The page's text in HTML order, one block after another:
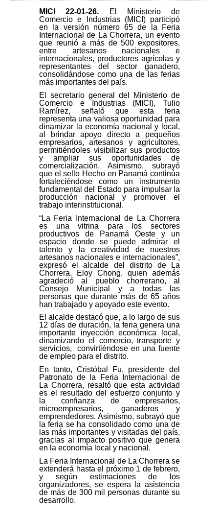
MICI 22-01-26.
El Ministerio de
Comercio e Industrias (MICI) participó
en la versión número 65 de la Feria
Internacional de La Chorrera, un evento
que reunió a más de 500 expositores,
entre artesanos nacionales e
internacionales, productores agrícolas y
representantes del sector ganadero,
consolidándose como una de las ferias
más importantes del país.
El secretario general del Ministerio de
Comercio e Industrias (MICI), Tulio
Ramírez, señaló que esta feria
representa una valiosa oportunidad para
dinamizar la economía nacional y local,
al brindar apoyo directo a pequeños
empresarios, artesanos y agricultores,
permitiéndoles visibilizar sus productos
y ampliar sus oportunidades de
comercialización. Asimismo, subrayó
que el sello Hecho en Panamá continúa
fortaleciéndose como un instrumento
fundamental del Estado para impulsar la
producción nacional y promover el
trabajo interinstitucional.
“La Feria Internacional de La Chorrera
es una vitrina para los sectores
productivos de Panamá Oeste y un
espacio donde se puede admirar el
talento y la creatividad de nuestros
artesanos nacionales e internacionales”,
expresó el alcalde del distrito de La
Chorrera, Eloy Chong, quien además
agradeció al pueblo chorrerano, al
Consejo Municipal y a todas las
personas que durante más de 65 años
han trabajado y apoyado este evento.
El alcalde destacó que, a lo largo de sus
12 días de duración, la feria genera una
importante inyección económica local,
dinamizando el comercio, transporte y
servicios, convirtiéndose en una fuente
de empleo para el distrito.
En tanto, Cristóbal Fu, presidente del
Patronato de la Feria Internacional de
La Chorrera, resaltó que esta actividad
es el resultado del esfuerzo conjunto y
la confianza de empresarios,
microempresarios, ganaderos y
emprendedores. Asimismo, subrayó que
la feria se ha consolidado como una de
las más importantes y visitadas del país,
gracias al impacto positivo que genera
en la economía local y nacional.
La Feria Internacional de La Chorrera se
extenderá hasta el próximo 1 de febrero,
y según estimaciones de los
organizadores, se espera la asistencia
de más de 300 mil personas durante su
desarrollo.